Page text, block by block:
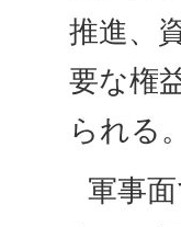
推進、
要な権
られる
軍事